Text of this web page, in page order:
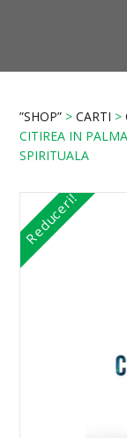
”SHOP” >CARTI >
CITIREA IN
SPIRITUALA
Reduceri!